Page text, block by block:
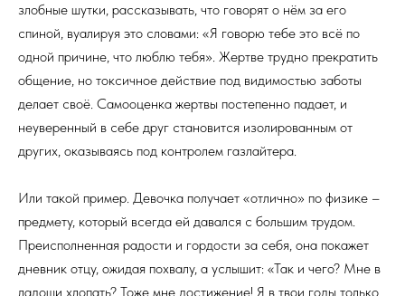
злобные шутки, рассказывать, что говорят о нём за его
спиной, вуалируя это словами: «Я говорю тебе это всё по
одной причине, что люблю тебя». Жертве трудно прекратить
общение, но токсичное действие под видимостью заботы
делает своё. Самооценка жертвы постепенно падает, и
неуверенный в себе друг становится изолированным от
других, оказываясь под контролем газлайтера.
Или такой пример. Девочка получает «отлично» по физике –
предмету, который всегда ей давался с большим трудом.
Преисполненная радости и гордости за себя, она покажет
дневник отцу, ожидая похвалу, а услышит: «Так и чего? Мне в
ладоши хлопать? Тоже мне достижение! Я в твои годы только